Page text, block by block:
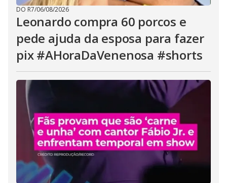
DO R7/06/08/2026
Leonardo compra 60 porcos e
pede ajuda da esposa para fazer
pix #AHoraDaVenenosa #shorts